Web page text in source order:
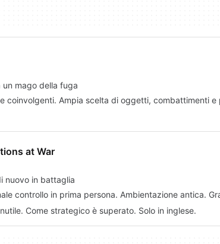
mago della fuga
coinvolgenti. Ampia scelta di oggetti, combattimenti
at War
nuovo in battaglia
controllo in prima persona. Ambientazione antica.
Come strategico è superato. Solo in inglese.